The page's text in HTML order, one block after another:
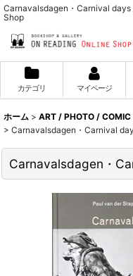
Carnavalsdagen・Carnival days
Shop
カテゴリ マイページ
ホーム > ART / PHOTO / COMIC
> Carnavalsdagen・Carnival
Carnavalsdagen・